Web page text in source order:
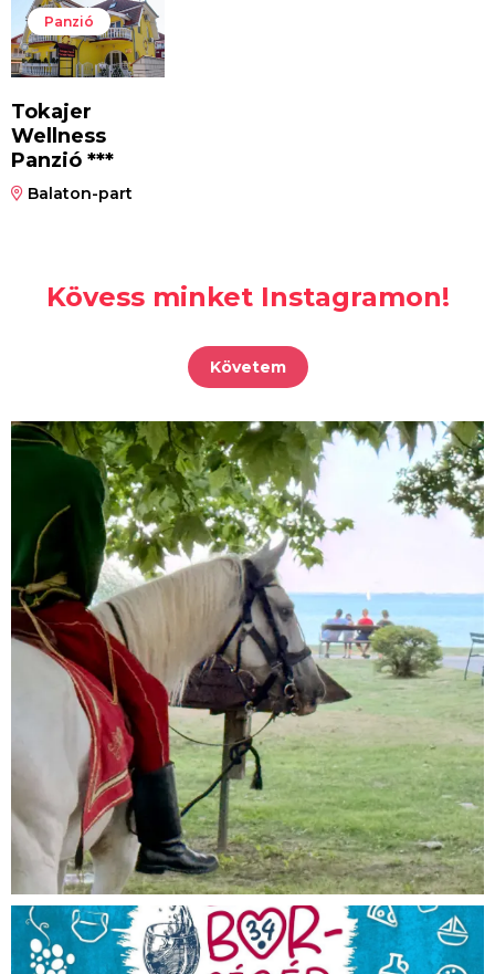
Panzió
Tokajer
Wellness
Panzió ***
Balaton-part
Kövess minket Instagramon!
Követem